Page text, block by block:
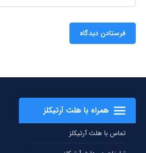
همراه با هلث آرتیکلز
تماس با هلث آرتیکلز